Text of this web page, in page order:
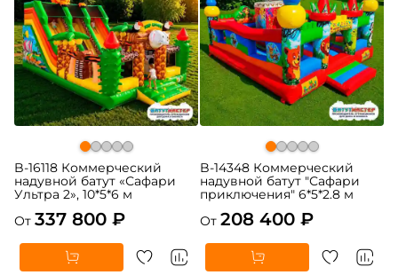
B-16118 Коммерческий
надувной батут «Сафари
Ультра 2», 10*5*6 м
От 337 800 ₽
B-14348 Коммерческий
надувной батут "Сафари
приключения" 6*5*2.8 м
От 208 400 ₽